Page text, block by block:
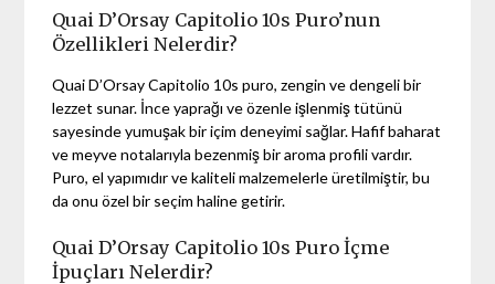
Quai D’Orsay Capitolio 10s Puro’nun
Özellikleri Nelerdir?
Quai D’Orsay Capitolio 10s puro, zengin ve dengeli bir
lezzet sunar. İnce yaprağı ve özenle işlenmiş tütünü
sayesinde yumuşak bir içim deneyimi sağlar. Hafif baharat
ve meyve notalarıyla bezenmiş bir aroma profili vardır.
Puro, el yapımıdır ve kaliteli malzemelerle üretilmiştir, bu
da onu özel bir seçim haline getirir.
Quai D’Orsay Capitolio 10s Puro İçme
İpuçları Nelerdir?